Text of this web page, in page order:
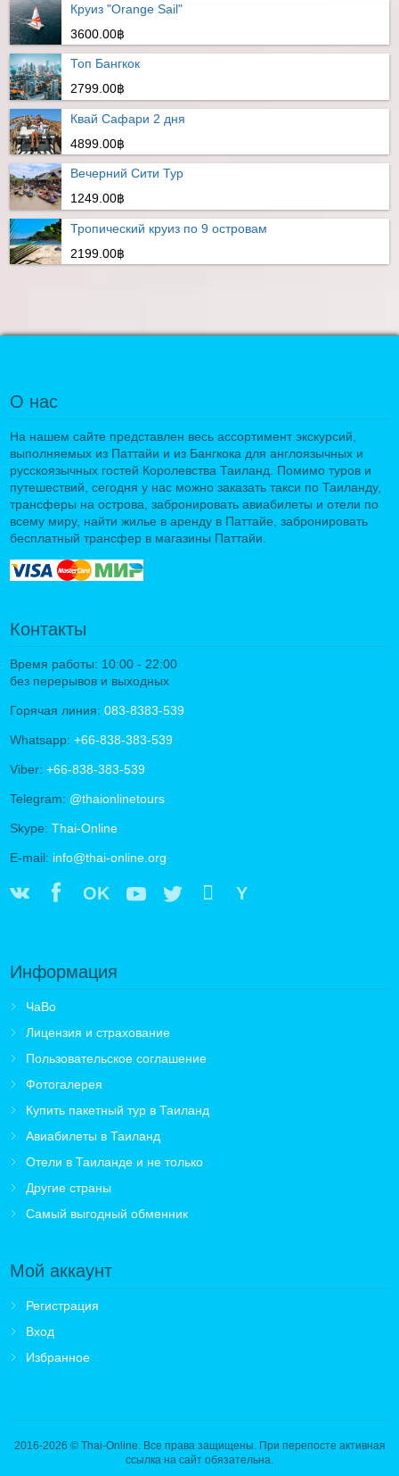
Круиз "Orange Sail"
3600.00฿
Топ Бангкок
2799.00฿
Квай Сафари 2 дня
4899.00฿
Вечерний Сити Тур
1249.00฿
Тропический круиз по 9 островам
2199.00฿
О нас
На нашем сайте представлен весь ассортимент экскурсий,
выполняемых из Паттайи и из Бангкока для англоязычных и
русскоязычных гостей Королевства Таиланд. Помимо туров и
путешествий, сегодня у нас можно заказать такси по Таиланду,
трансферы на острова, забронировать авиабилеты и отели по
всему миру, найти жилье в аренду в Паттайе, забронировать
бесплатный трансфер в магазины Паттайи.
Контакты
Время работы: 10:00 - 22:00
без перерывов и выходных
Горячая линия: 083-8383-539
Whatsapp: +66-838-383-539
Viber: +66-838-383-539
Telegram: @thaionlinetours
Skype: Thai-Online
E-mail: info@thai-online.org
OK Y
Информация
ЧаВо
Лицензия и страхование
Пользовательское соглашение
Фотогалерея
Купить пакетный тур в Таиланд
Авиабилеты в Таиланд
Отели в Таиланде и не только
Другие страны
Самый выгодный обменник
Мой аккаунт
Регистрация
Вход
Избранное
2016-2026 © Thai-Online. Все права защищены. При перепосте активная
ссылка на сайт обязательна.